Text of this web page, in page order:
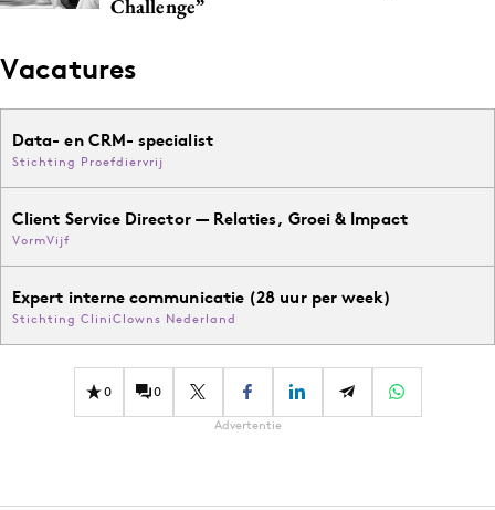
Challenge”
Vacatures
Data- en CRM- specialist
Stichting Proefdiervrij
Client Service Director — Relaties, Groei & Impact
VormVijf
Expert interne communicatie (28 uur per week)
Stichting CliniClowns Nederland
0 0
Advertentie